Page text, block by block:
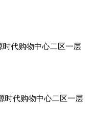
代购物中心二区一层
时代购物中心二区一层